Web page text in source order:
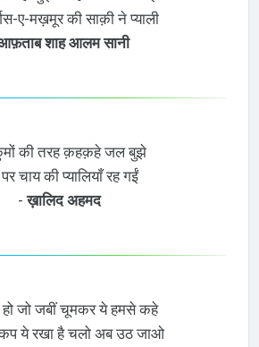
ए-मख़मूर की साक़ी ने प्याली
शाह आलम सानी
की तरह क़हक़हे जल बुझे
चाय की प्यालियाँ रह गईं
-ख़ालिद अहमद
हो जो जबीं चूमकर ये हमसे कहे
ये रखा है चलो अब उठ जाओ